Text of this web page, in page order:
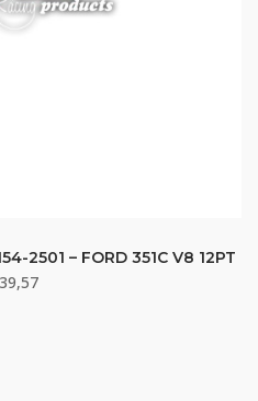
2501 – FORD 351C V8 12PT
39,57